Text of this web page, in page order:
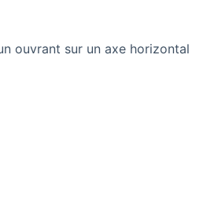
ouvrant sur un axe horizontal